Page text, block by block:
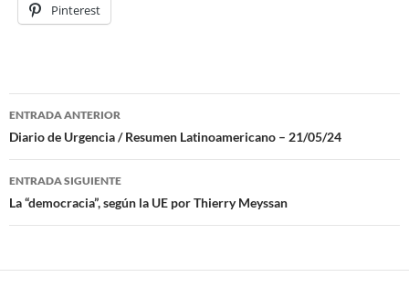
Pinterest
Navegación
de
entradas
ENTRADA ANTERIOR
Diario de Urgencia / Resumen Latinoamericano – 21/05/24
ENTRADA SIGUIENTE
La “democracia”, según la UE por Thierry Meyssan